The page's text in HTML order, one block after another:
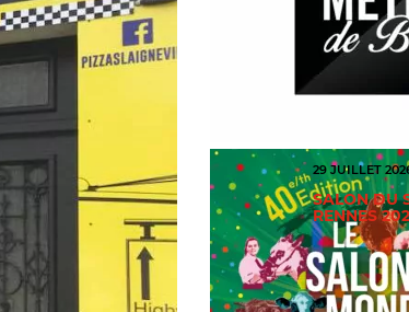
29 JUILLET
SALON DU
RENNES